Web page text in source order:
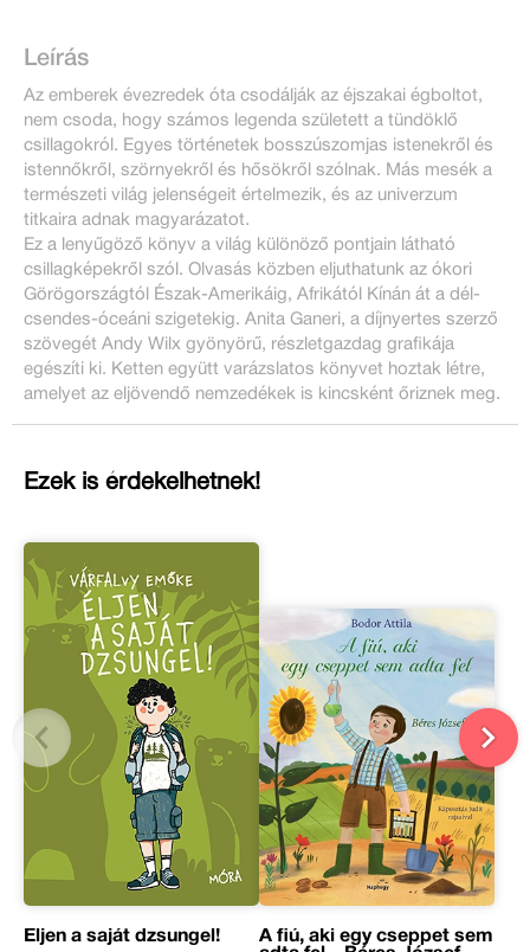
Leírás
Az emberek évezredek óta csodálják az éjszakai égboltot,
nem csoda, hogy számos legenda született a tündöklő
csillagokról. Egyes történetek bosszúszomjas istenekről és
istennőkről, szörnyekről és hősökről szólnak. Más mesék a
természeti világ jelenségeit értelmezik, és az univerzum
titkaira adnak magyarázatot.
Ez a lenyűgöző könyv a világ különöző pontjain látható
csillagképekről szól. Olvasás közben eljuthatunk az ókori
Görögországtól Észak-Amerikáig, Afrikától Kínán át a dél-
csendes-óceáni szigetekig. Anita Ganeri, a díjnyertes szerző
szövegét Andy Wilx gyönyörű, részletgazdag grafikája
egészíti ki. Ketten együtt varázslatos könyvet hoztak létre,
amelyet az eljövendő nemzedékek is kincsként őriznek meg.
Ezek is érdekelhetnek!
Éljen a saját dzsungel!
A fiú, aki egy cseppet sem